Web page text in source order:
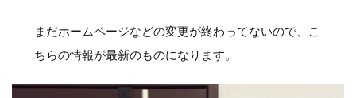
まだホームページなどの変更が終わってないので、こ
ちらの情報が最新のものになります。